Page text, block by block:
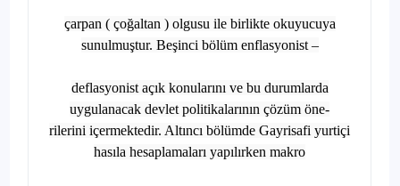
çarpan ( çoğaltan ) olgusu ile birlikte okuyucuya
sunulmuştur. Beşinci bölüm enflasyonist –
deflasyonist açık konularını ve bu durumlarda
uygulanacak devlet politikalarının çözüm öne-
rilerini içermektedir. Altıncı bölümde Gayrisafi yurtiçi
hasıla hesaplamaları yapılırken makro